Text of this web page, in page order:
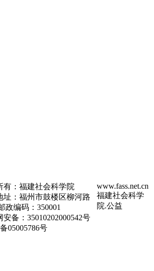
有：福建社会科学院
址：福州市鼓楼区柳河路
政编码：350001
安备：35010202000542号
05005786号
www.fass.net.cn
福建社会科学
院.公益